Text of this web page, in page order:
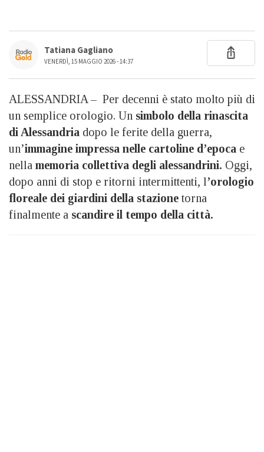
Tatiana Gagliano
VENERDÌ, 15 MAGGIO 2026 - 14:37
ALESSANDRIA – Per decenni è stato molto più di
un semplice orologio. Un simbolo della rinascita
di Alessandria dopo le ferite della guerra,
un’immagine impressa nelle cartoline d’epoca e
nella memoria collettiva degli alessandrini. Oggi,
dopo anni di stop e ritorni intermittenti, l’orologio
floreale dei giardini della stazione torna
finalmente a scandire il tempo della città.